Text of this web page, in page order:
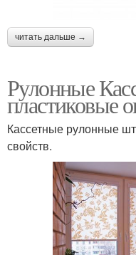
читать дальше →
Рулонные
пластиковые
Кассетные рулонные
свойств.